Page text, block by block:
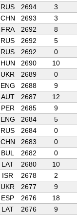
RUS 2694
3
CHN 2693
3
FRA 2692
8
RUS 2692
5
RUS 2692
0
HUN 2690
10
UKR 2689
0
ENG 2688
9
AUT 2687
12
PER 2685
9
ENG 2684
5
RUS 2684
0
CHN 2683
0
BUL 2682
0
LAT 2680
10
ISR 2678
2
UKR 2677
9
ESP 2676
18
LAT 2676
9